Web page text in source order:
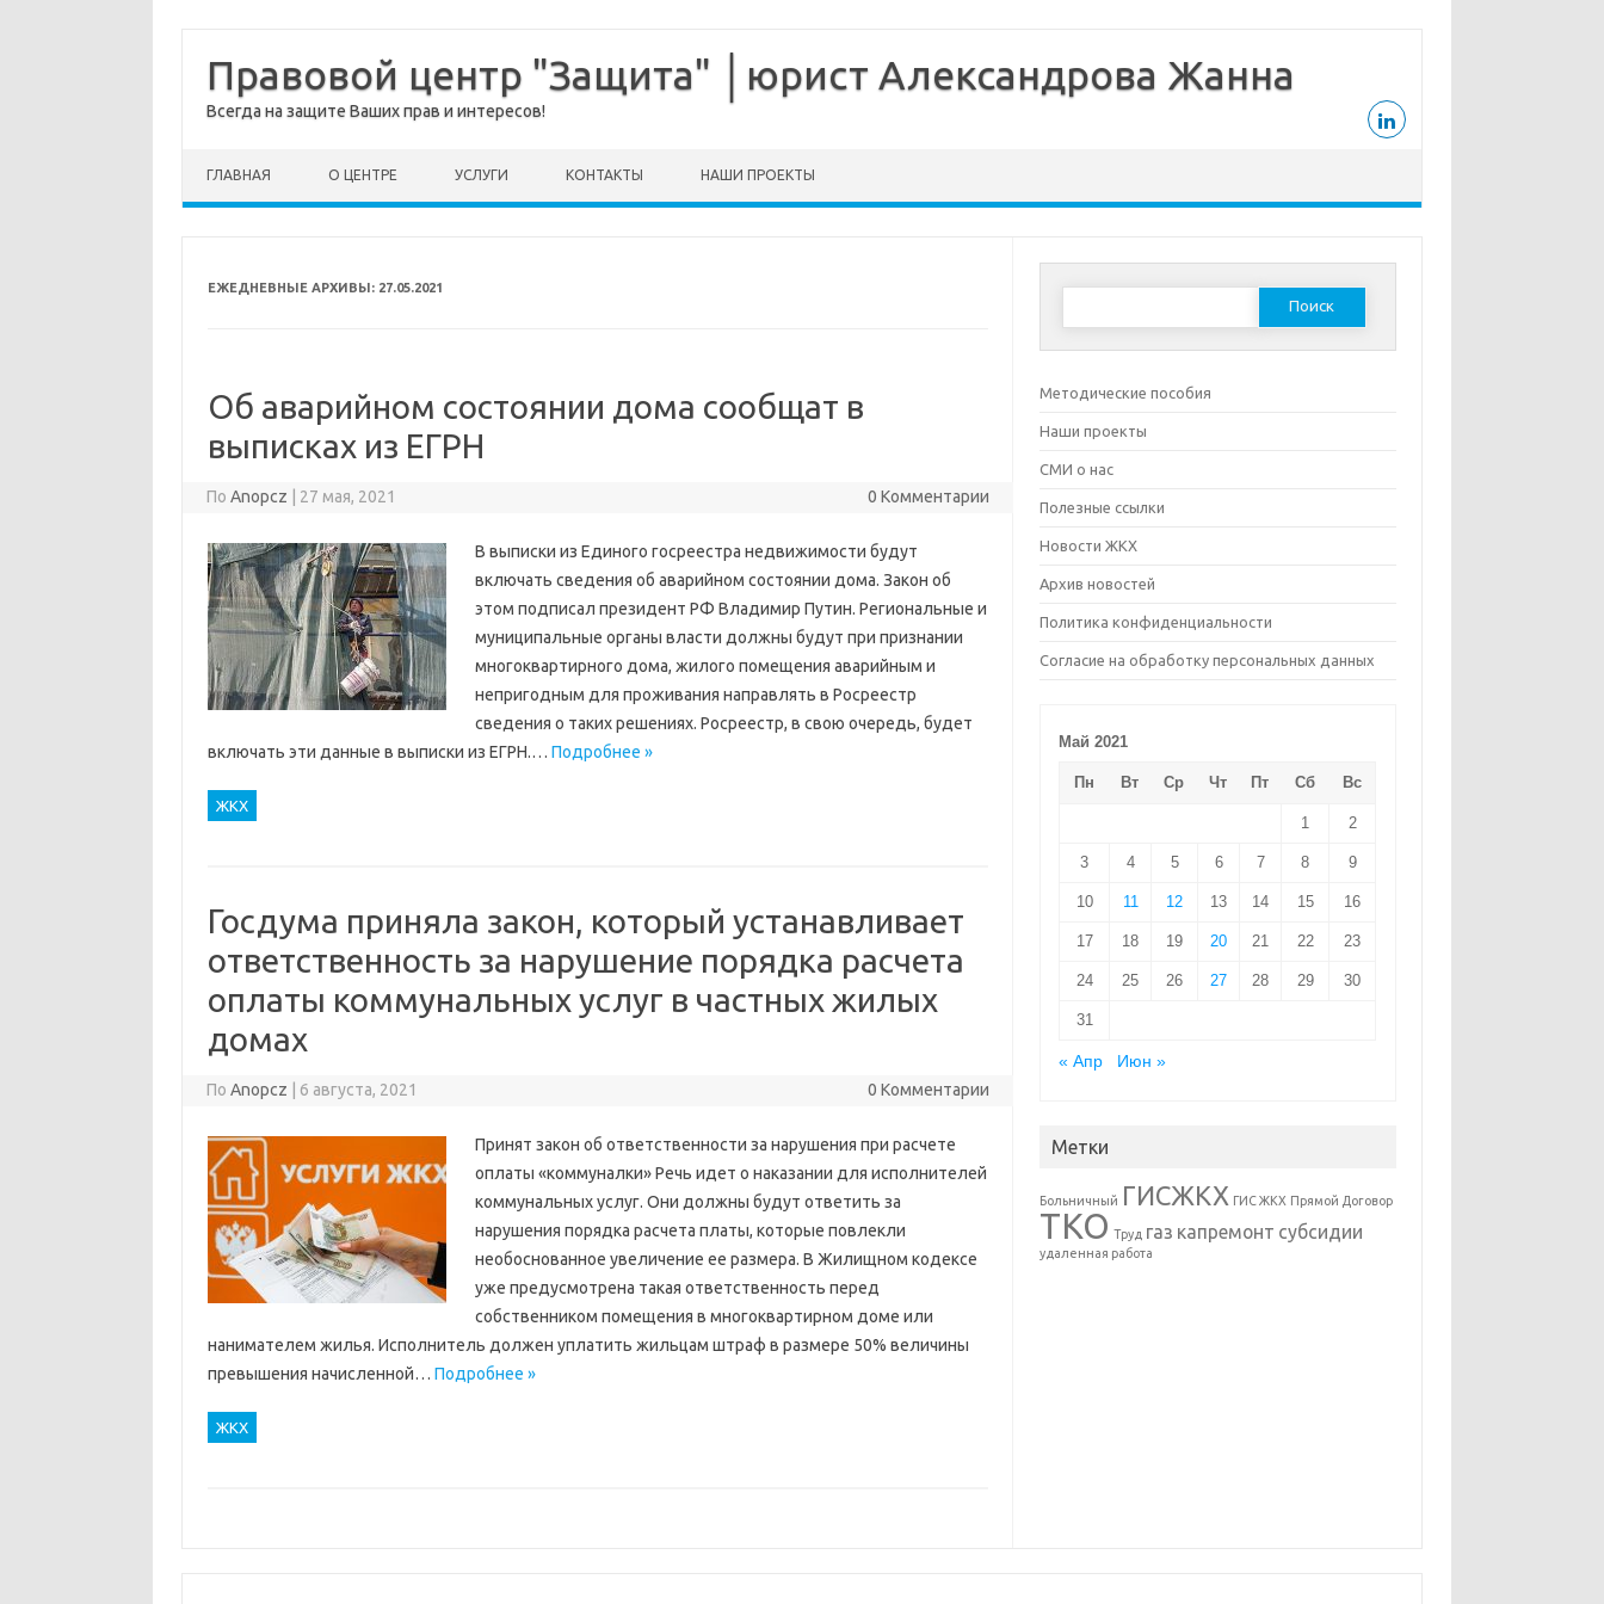
Правовой центр "Защита" │юрист Александрова Жанна
Всегда на защите Ваших прав и интересов!
ГЛАВНАЯ О ЦЕНТРЕ УСЛУГИ КОНТАКТЫ НАШИ ПРОЕКТЫ
ЕЖЕДНЕВНЫЕ АРХИВЫ: 27.05.2021
Об аварийном состоянии дома сообщат в
выписках из ЕГРН
ПоAnopcz 27 мая, 2021 0 Комментарии
В выписки из Единого госреестра недвижимости будут
включать сведения об аварийном состоянии дома. Закон об
этом подписал президент РФ Владимир Путин. Региональные и
муниципальные органы власти должны будут при признании
многоквартирного дома, жилого помещения аварийным и
непригодным для проживания направлять в Росреестр
сведения о таких решениях. Росреестр, в свою очередь, будет
включать эти данные в выписки из ЕГРН.… Подробнее »
ЖКХ
Госдума приняла закон, который устанавливает
ответственность за нарушение порядка расчета
оплаты коммунальных услуг в частных жилых
домах
ПоAnopcz 6 августа, 2021 0 Комментарии
Принят закон об ответственности за нарушения при расчете
оплаты «коммуналки» Речь идет о наказании для исполнителей
коммунальных услуг. Они должны будут ответить за
нарушения порядка расчета платы, которые повлекли
необоснованное увеличение ее размера. В Жилищном кодексе
уже предусмотрена такая ответственность перед
собственником помещения в многоквартирном доме или
нанимателем жилья. Исполнитель должен уплатить жильцам штраф в размере 50% величины
превышения начисленной… Подробнее »
ЖКХ
Найти:
Методические пособия
Наши проекты
СМИ о нас
Полезные ссылки
Новости ЖКХ
Архив новостей
Политика конфиденциальности
Согласие на обработку персональных данных
Май 2021
Пн Вт Ср Чт Пт Сб Вс
1 2
3 4 5 6 7 8 9
10 11 12 13 14 15 16
17 18 19 20 21 22 23
24 25 26 27 28 29 30
31
« Апр Июн »
Метки
Больничный ГИСЖКХ ГИС ЖКХ Прямой Договор
ТКО Труд газ капремонт субсидии
удаленная работа